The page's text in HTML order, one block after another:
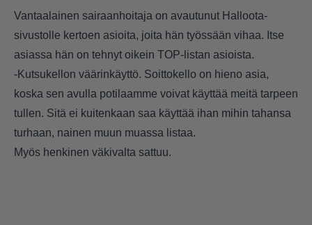
Vantaalainen sairaanhoitaja on avautunut Halloota-
sivustolle kertoen asioita, joita hän työssään vihaa. Itse
asiassa hän on tehnyt oikein TOP-listan asioista.
-Kutsukellon väärinkäyttö. Soittokello on hieno asia,
koska sen avulla potilaamme voivat käyttää meitä tarpeen
tullen. Sitä ei kuitenkaan saa käyttää ihan mihin tahansa
turhaan, nainen muun muassa listaa.
Myös henkinen väkivalta sattuu.